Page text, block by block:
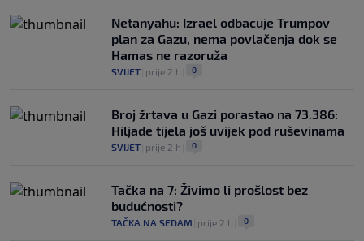
Netanyahu: Izrael odbacuje Trumpov
plan za Gazu, nema povlačenja dok se
Hamas ne razoruža
SVIJET prije 2 h 0
Broj žrtava u Gazi porastao na 73.386:
Hiljade tijela još uvijek pod ruševinama
SVIJET prije 2 h 0
Tačka na 7: Živimo li prošlost bez
budućnosti?
TAČKA NA SEDAM prije 2 h 0